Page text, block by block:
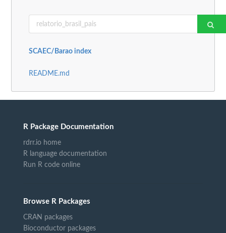
SCAEC/Barao index
README.md
R Package Documentation
rdrr.io home
R language documentation
Run R code online
Browse R Packages
CRAN packages
Bioconductor packages